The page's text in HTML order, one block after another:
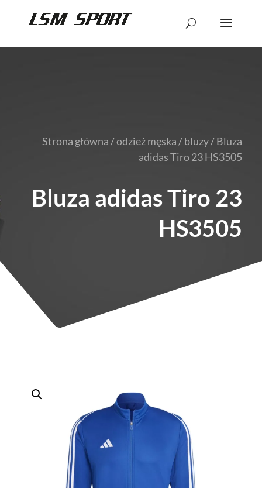
Strona główna/odzież męska/bluzy/ Bluza
adidas Tiro 23 HS3505
Bluza adidas Tiro 23
HS3505